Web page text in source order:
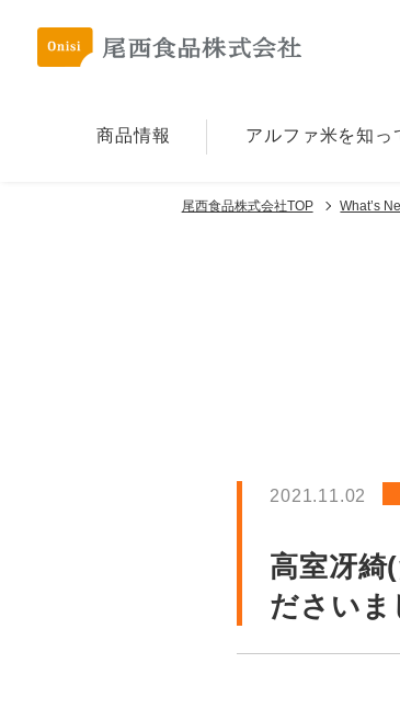
商品情報 アルファ⽶を知っ
尾西食品株式会社TOP What’s
2021.11.02
高室冴綺
ださいま